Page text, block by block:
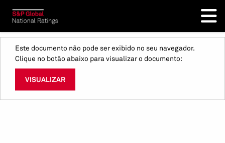
Este documento não pode ser exibido no seu navegador.
Clique no botão abaixo para visualizar o documento:
VISUALIZAR